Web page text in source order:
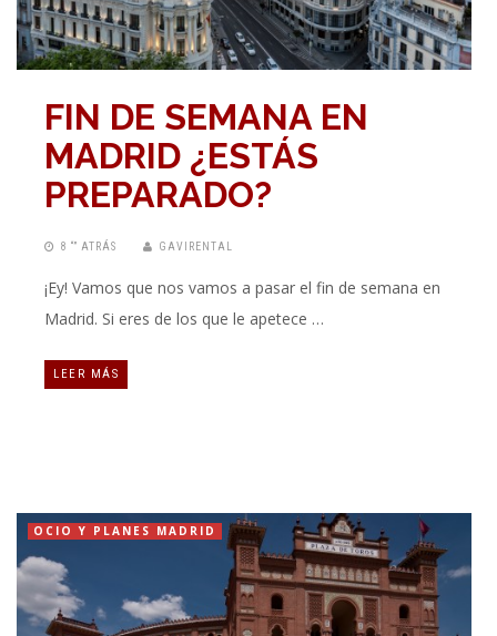
FIN DE SEMANA EN
MADRID ¿ESTÁS
PREPARADO?
8 “” ATRÁS GAVIRENTAL
¡Ey! Vamos que nos vamos a pasar el fin de semana en
Madrid. Si eres de los que le apetece …
LEER MÁS
OCIO Y PLANES MADRID